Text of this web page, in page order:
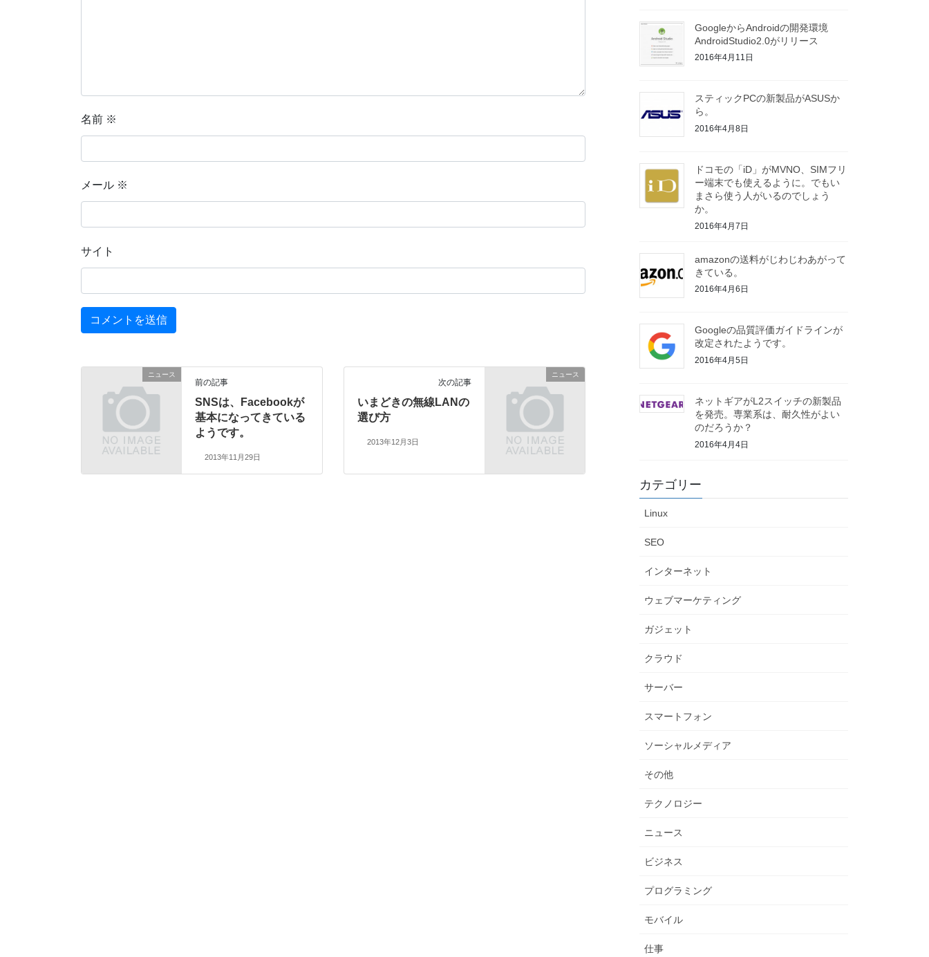
名前 ※
メール ※
サイト
ニュース
前の記事
SNSは、Facebookが
基本になってきている
ようです。
2013年11月29日
ニュース
次の記事
いまどきの無線LANの
選び方
2013年12月3日
GoogleからAndroidの開発環境
AndroidStudio2.0がリリース
2016年4月11日
スティックPCの新製品がASUSか
ら。
2016年4月8日
ドコモの「iD」がMVNO、SIMフリ
ー端末でも使えるように。でもい
まさら使う人がいるのでしょう
か。
2016年4月7日
amazonの送料がじわじわあがって
きている。
2016年4月6日
Googleの品質評価ガイドラインが
改定されたようです。
2016年4月5日
ネットギアがL2スイッチの新製品
を発売。専業系は、耐久性がよい
のだろうか？
2016年4月4日
カテゴリー
Linux
SEO
インターネット
ウェブマーケティング
ガジェット
クラウド
サーバー
スマートフォン
ソーシャルメディア
その他
テクノロジー
ニュース
ビジネス
プログラミング
モバイル
仕事